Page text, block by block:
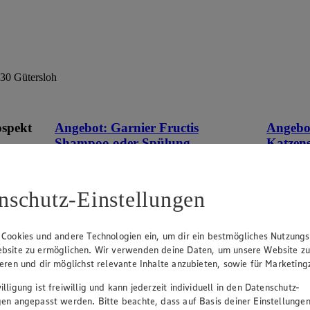
Gütersloh
Angebot: Garnier Fructis
Shampoo oder Spülung
versch. Sorten, je 250 ml / 200 ml Flasche,
versch.
Becher,
Einstellungen
und andere Technologien ein, um dir ein bestmögliches
zu ermöglichen. Wir verwenden deine Daten, um unsere Website zu
und dir möglichst relevante Inhalte anzubieten, sowie für
ist freiwillig und kann jederzeit individuell in den Datenschutz-
angepasst werden. Bitte beachte, dass auf Basis deiner